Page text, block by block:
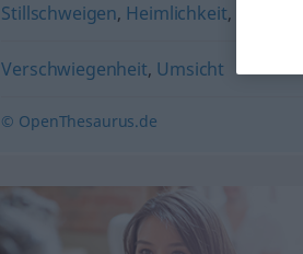
Stillschweigen, Heimlichkeit,
Verschwiegenheit, Umsicht
© OpenThesaurus.de